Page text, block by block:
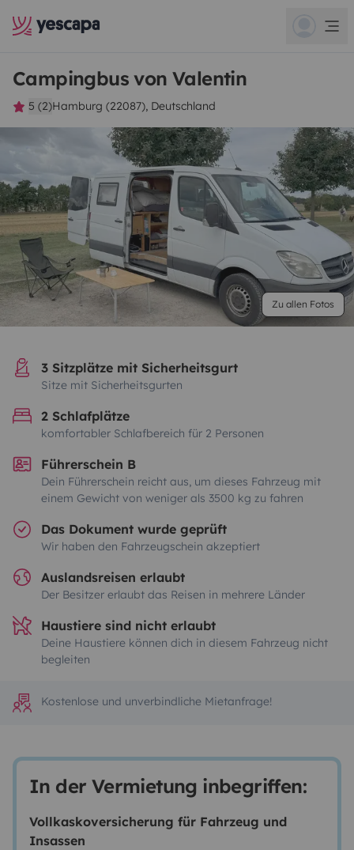
Campingbus von Valentin
5 (2)Hamburg (22087), Deutschland
Zu allen Fotos
3 Sitzplätze mit Sicherheitsgurt
Sitze mit Sicherheitsgurten
2 Schlafplätze
komfortabler Schlafbereich für 2 Personen
Führerschein B
Dein Führerschein reicht aus, um dieses Fahrzeug mit
einem Gewicht von weniger als 3500 kg zu fahren
Das Dokument wurde geprüft
Wir haben den Fahrzeugschein akzeptiert
Auslandsreisen erlaubt
Der Besitzer erlaubt das Reisen in mehrere Länder
Haustiere sind nicht erlaubt
Deine Haustiere können dich in diesem Fahrzeug nicht
begleiten
Kostenlose und unverbindliche Mietanfrage!
In der Vermietung inbegriffen:
Vollkaskoversicherung für Fahrzeug und
Insassen